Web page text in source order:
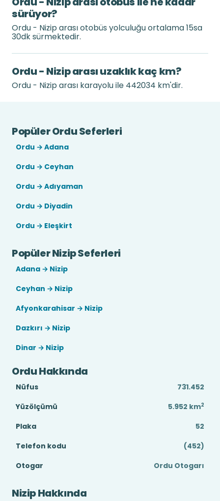
sürüyor?
Ordu - Nizip arası otobüs yolculuğu ortalama 15sa
30dk sürmektedir.
Ordu - Nizip arası uzaklık kaç km?
Ordu - Nizip arası karayolu ile 442034 km'dir.
Popüler Ordu Seferleri
Ordu → Adana
Ordu → Ceyhan
Ordu → Adıyaman
Ordu → Diyadin
Ordu → Eleşkirt
Popüler Nizip Seferleri
Adana → Nizip
Ceyhan → Nizip
Afyonkarahisar → Nizip
Dazkırı → Nizip
Dinar → Nizip
Ordu Hakkında
Nüfus
731.452
Yüzölçümü
5.952 km2
Plaka
52
Telefon kodu
(452)
Otogar
Ordu Otogarı
Nizip Hakkında